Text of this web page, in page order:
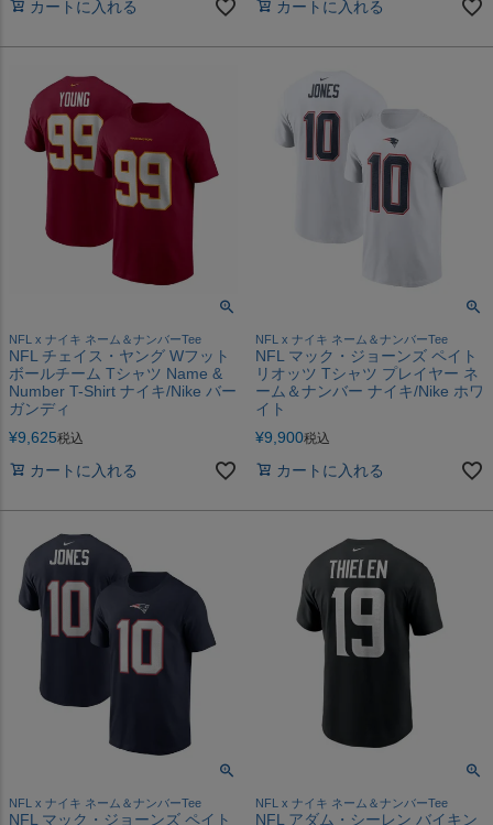
カートに入れる カートに入れる
NFL x ナイキ ネーム＆ナンバーTee
NFL チェイス・ヤング Wフット
ボールチーム Tシャツ Name &
Number T-Shirt ナイキ/Nike バー
ガンディ
¥9,625税込
カートに入れる
NFL x ナイキ ネーム＆ナンバーTee
NFL マック・ジョーンズ ペイト
リオッツ Tシャツ プレイヤー ネ
ーム＆ナンバー ナイキ/Nike ホワ
イト
¥9,900税込
カートに入れる
NFL x ナイキ ネーム＆ナンバーTee
NFL マック・ジョーンズ ペイト
NFL x ナイキ ネーム＆ナンバーTee
NFL アダム・シーレン バイキン